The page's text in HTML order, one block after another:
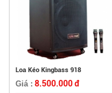
Loa Kéo Kingbass 918
Giá : 8.500.000 đ